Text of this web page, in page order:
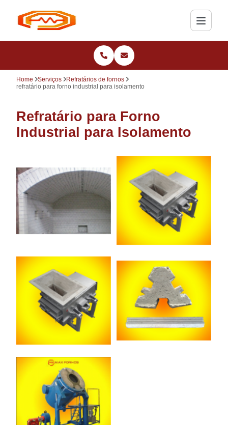
Home Serviços
Refratários de fornos
refratário para forno industrial para isolamento
Refratário para Forno
Industrial para Isolamento